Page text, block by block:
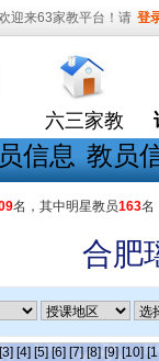
迎来63家教平台！请 登
六三家教
信息 教员
名，其中明星教员163名
合肥
[3] [4] [5] [6] [7] [8] [9] [10]